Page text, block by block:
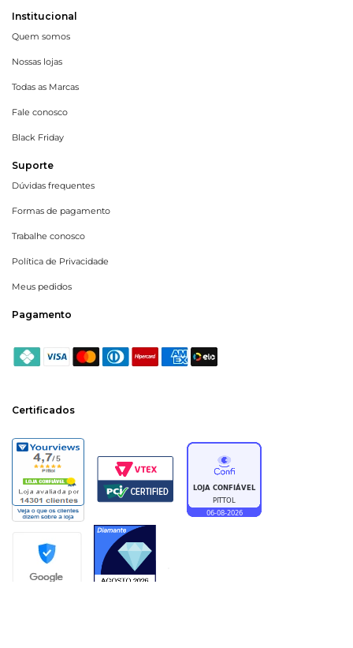
Institucional
Quem somos
Nossas lojas
Todas as Marcas
Fale conosco
Black Friday
Suporte
Dúvidas frequentes
Formas de pagamento
Trabalhe conosco
Política de Privacidade
Meus pedidos
Pagamento
Certificados